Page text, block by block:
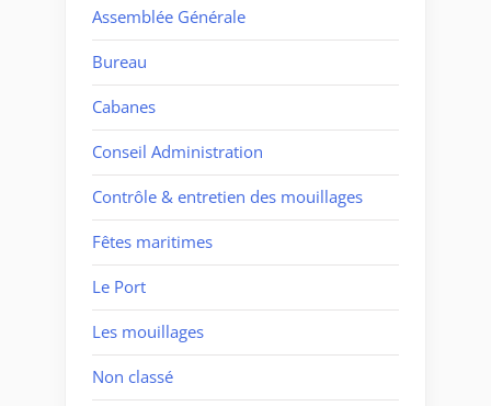
Assemblée Générale
Bureau
Cabanes
Conseil Administration
Contrôle & entretien des mouillages
Fêtes maritimes
Le Port
Les mouillages
Non classé